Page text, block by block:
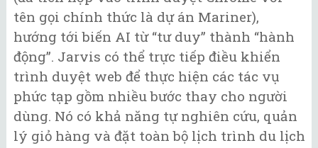
tên gọi chính thức là dự án Mariner),
hướng tới biến AI từ “tư duy” thành “hành
động”. Jarvis có thể trực tiếp điều khiển
trình duyệt web để thực hiện các tác vụ
phức tạp gồm nhiều bước thay cho người
dùng. Nó có khả năng tự nghiên cứu, quản
lý giỏ hàng và đặt toàn bộ lịch trình du lịch